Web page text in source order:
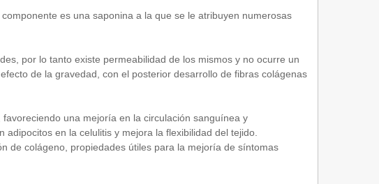
es una saponina a la que se le atribuyen numerosas
por lo tanto existe permeabilidad de los mismos y no ocurre un
de la gravedad, con el posterior desarrollo de fibras colágenas
una mejoría en la circulación sanguínea y
en la celulitis y mejora la flexibilidad del tejido.
de colágeno, propiedades útiles para la mejoría de síntomas